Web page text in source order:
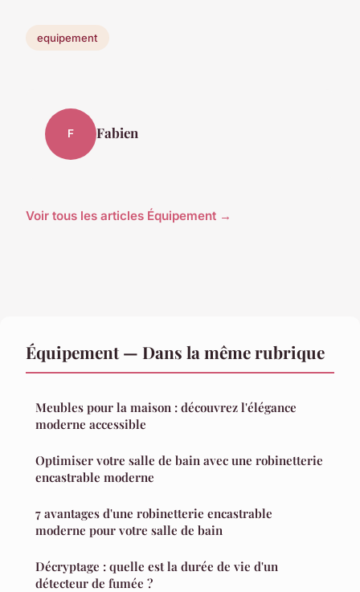
equipement
F Fabien
Voir tous les articles Équipement →
Équipement — Dans la même rubrique
Meubles pour la maison : découvrez l'élégance
moderne accessible
Optimiser votre salle de bain avec une robinetterie
encastrable moderne
7 avantages d'une robinetterie encastrable
moderne pour votre salle de bain
Décryptage : quelle est la durée de vie d'un
détecteur de fumée ?